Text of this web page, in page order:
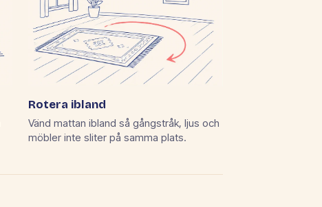
Rotera ibland
Vänd mattan ibland så gångstråk, ljus och
möbler inte sliter på samma plats.